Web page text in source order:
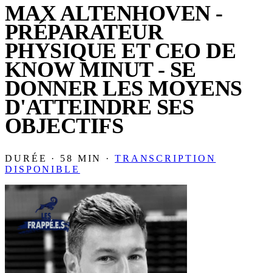
MAX ALTENHOVEN -
PRÉPARATEUR
PHYSIQUE ET CEO DE
KNOW MINUT - SE
DONNER LES MOYENS
D'ATTEINDRE SES
OBJECTIFS
DURÉE · 58 MIN · TRANSCRIPTION
DISPONIBLE